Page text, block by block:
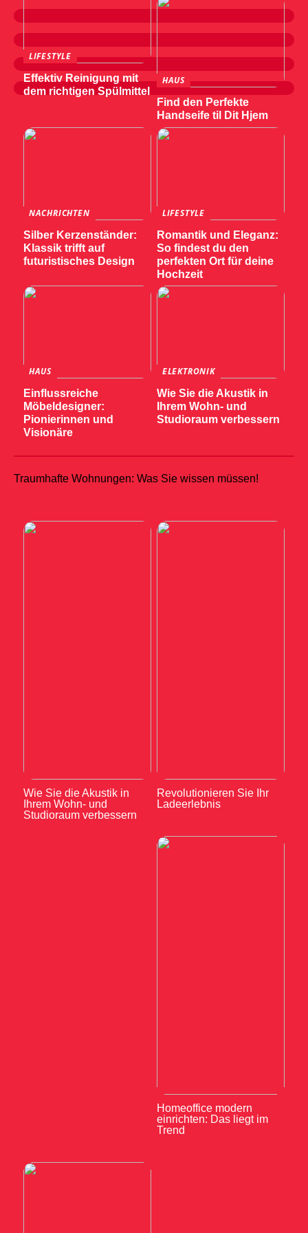
LIFESTYLE
Effektiv Reinigung mit
dem richtigen Spülmittel
HAUS
Find den Perfekte
Handseife til Dit Hjem
NACHRICHTEN
Silber Kerzenständer:
Klassik trifft auf
futuristisches Design
LIFESTYLE
Romantik und Eleganz:
So findest du den
perfekten Ort für deine
Hochzeit
HAUS
Einflussreiche
Möbeldesigner:
Pionierinnen und
Visionäre
ELEKTRONIK
Wie Sie die Akustik in
Ihrem Wohn- und
Studioraum verbessern
Traumhafte Wohnungen: Was Sie wissen müssen!
Wie Sie die Akustik in
Ihrem Wohn- und
Studioraum verbessern
Revolutionieren Sie Ihr
Ladeerlebnis
Homeoffice modern
einrichten: Das liegt im
Trend